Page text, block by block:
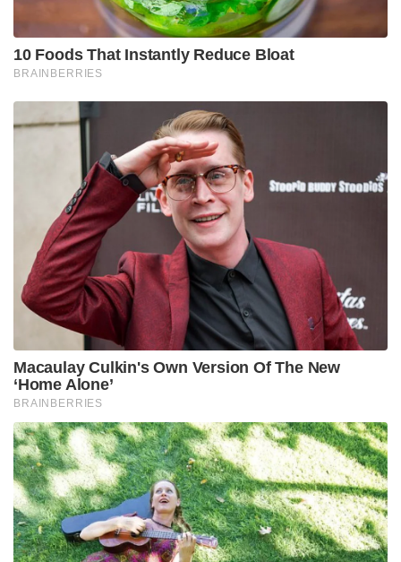
10 Foods That Instantly Reduce Bloat
BRAINBERRIES
Macaulay Culkin's Own Version Of The New
‘Home Alone’
BRAINBERRIES